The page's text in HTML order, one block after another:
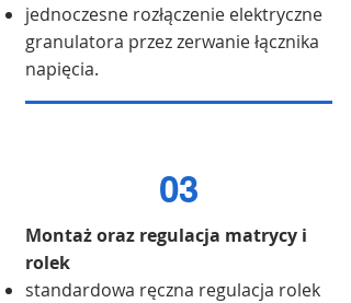
jednoczesne rozłączenie elektryczne
granulatora przez zerwanie łącznika
napięcia.
03
Montaż oraz regulacja matrycy i
rolek
standardowa ręczna regulacja rolek